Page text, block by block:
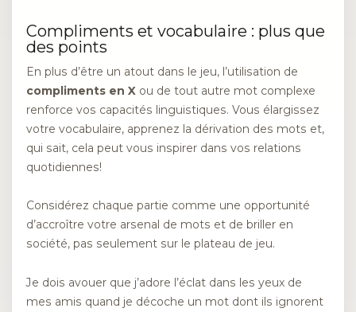
Compliments et vocabulaire : plus que
des points
En plus d’être un atout dans le jeu, l’utilisation de
compliments en X ou de tout autre mot complexe
renforce vos capacités linguistiques. Vous élargissez
votre vocabulaire, apprenez la dérivation des mots et,
qui sait, cela peut vous inspirer dans vos relations
quotidiennes!
Considérez chaque partie comme une opportunité
d’accroître votre arsenal de mots et de briller en
société, pas seulement sur le plateau de jeu.
Je dois avouer que j’adore l’éclat dans les yeux de
mes amis quand je décoche un mot dont ils ignorent